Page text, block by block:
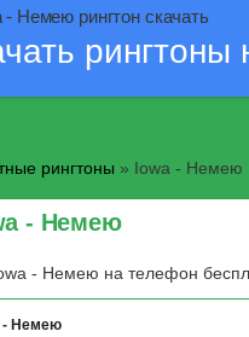
- Немею рингтон скачать
рингтоны » Iowa - Немею
- Немею
- Немею на телефон
- Немею